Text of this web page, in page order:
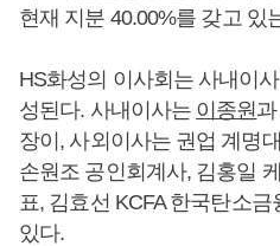
현재 지분 40.00%를 갖고 있
HS화성의 이사회는 사내이
성된다. 사내이사는 이종원
장이, 사외이사는 권업 계명
손원조 공인회계사, 김홍일
표, 김효선 KCFA 한국탄소
있다.